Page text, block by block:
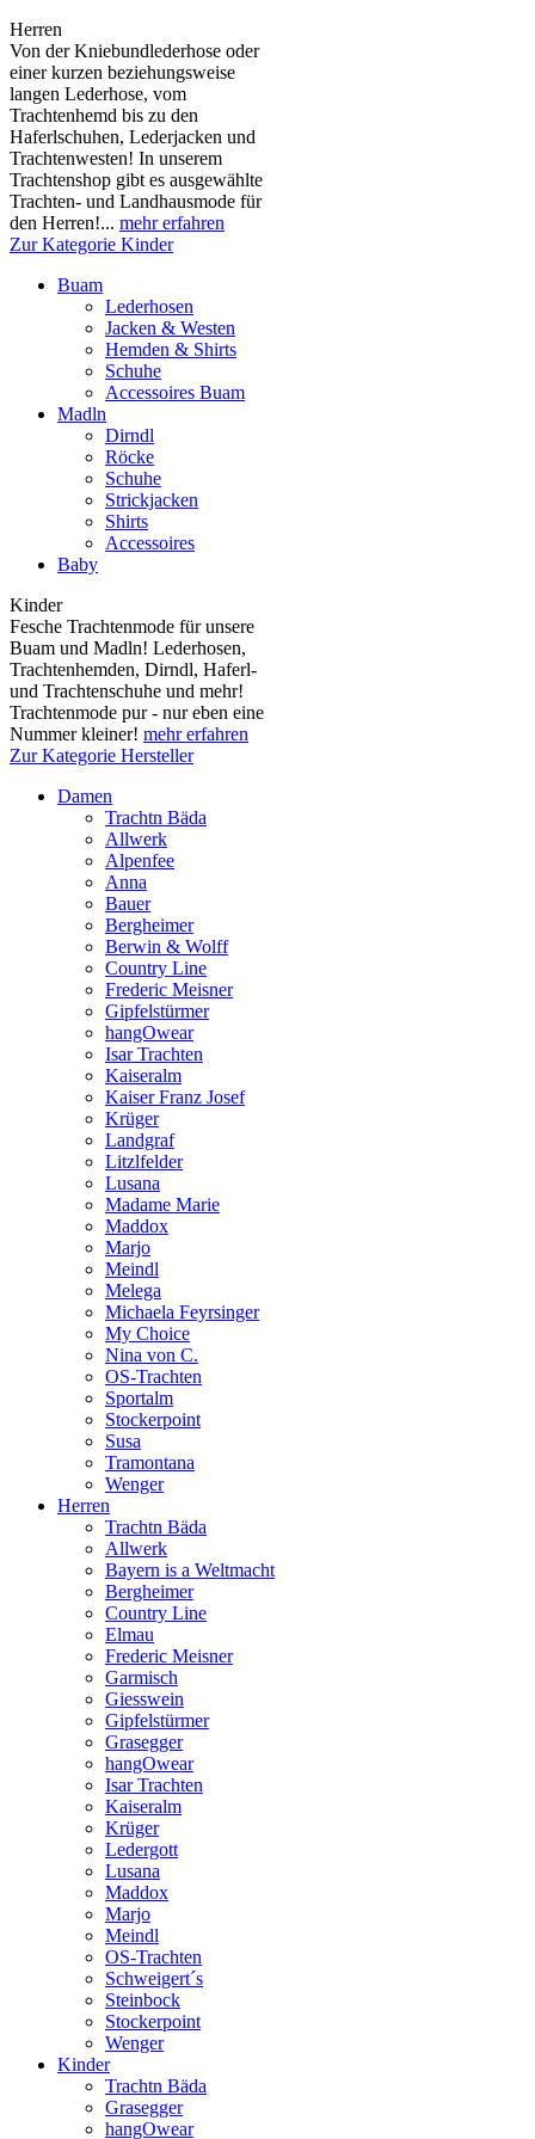
Herren
Von der Kniebundlederhose oder
einer kurzen beziehungsweise
langen Lederhose, vom
Trachtenhemd bis zu den
Haferlschuhen, Lederjacken und
Trachtenwesten! In unserem
Trachtenshop gibt es ausgewählte
Trachten- und Landhausmode für
den Herren!... mehr erfahren
Zur Kategorie Kinder
Buam
Lederhosen
Jacken & Westen
Hemden & Shirts
Schuhe
Accessoires Buam
Madln
Dirndl
Röcke
Schuhe
Strickjacken
Shirts
Accessoires
Baby
Kinder
Fesche Trachtenmode für unsere
Buam und Madln! Lederhosen,
Trachtenhemden, Dirndl, Haferl-
und Trachtenschuhe und mehr!
Trachtenmode pur - nur eben eine
Nummer kleiner! mehr erfahren
Zur Kategorie Hersteller
Damen
Trachtn Bäda
Allwerk
Alpenfee
Anna
Bauer
Bergheimer
Berwin & Wolff
Country Line
Frederic Meisner
Gipfelstürmer
hangOwear
Isar Trachten
Kaiseralm
Kaiser Franz Josef
Krüger
Landgraf
Litzlfelder
Lusana
Madame Marie
Maddox
Marjo
Meindl
Melega
Michaela Feyrsinger
My Choice
Nina von C.
OS-Trachten
Sportalm
Stockerpoint
Susa
Tramontana
Wenger
Herren
Trachtn Bäda
Allwerk
Bayern is a Weltmacht
Bergheimer
Country Line
Elmau
Frederic Meisner
Garmisch
Giesswein
Gipfelstürmer
Grasegger
hangOwear
Isar Trachten
Kaiseralm
Krüger
Ledergott
Lusana
Maddox
Marjo
Meindl
OS-Trachten
Schweigert´s
Steinbock
Stockerpoint
Wenger
Kinder
Trachtn Bäda
Grasegger
hangOwear